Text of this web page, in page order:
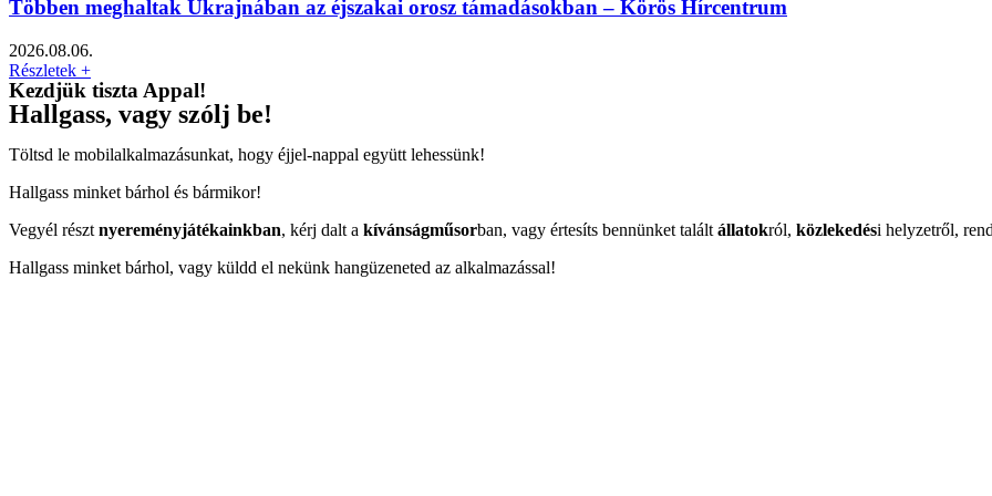
Többen meghaltak Ukrajnában az éjszakai orosz támadásokban – Körös Hírcentrum
2026.08.06.
Részletek +
Kezdjük tiszta Appal!
Hallgass, vagy szólj be!
Töltsd le mobilalkalmazásunkat, hogy éjjel-nappal együtt lehessünk!
Hallgass minket bárhol és bármikor!
Vegyél részt nyereményjátékainkban, kérj dalt a kívánságműsorban, vagy értesíts bennünket talált állatokról, közlekedési helyzetről,
Hallgass minket bárhol, vagy küldd el nekünk hangüzeneted az alkalmazással!